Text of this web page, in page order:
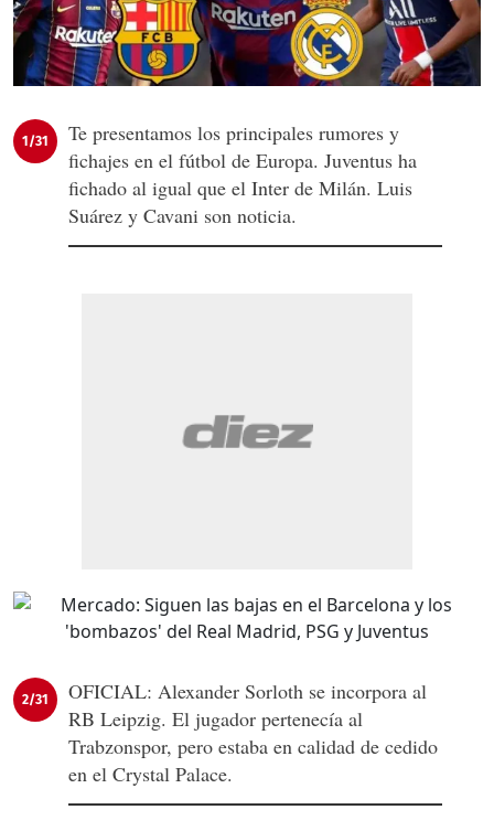
1/31
Te presentamos los principales rumores y
fichajes en el fútbol de Europa. Juventus ha
fichado al igual que el Inter de Milán. Luis
Suárez y Cavani son noticia.
2/31
OFICIAL: Alexander Sorloth se incorpora al
RB Leipzig. El jugador pertenecía al
Trabzonspor, pero estaba en calidad de cedido
en el Crystal Palace.